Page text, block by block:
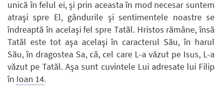
unică în felul ei, şi prin aceasta în mod necesar suntem
atraşi spre El, gândurile şi sentimentele noastre se
îndreaptă în acelaşi fel spre Tatăl. Hristos rămâne, însă
Tatăl este tot aşa acelaşi în caracterul Său, în harul
Său, în dragostea Sa, că, cel care L-a văzut pe Isus, L-a
văzut pe Tatăl. Aşa sunt cuvintele Lui adresate lui Filip
în Ioan 14.